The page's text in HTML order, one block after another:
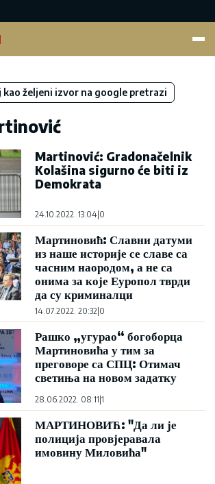
kao željeni izvor na google pretrazi
Martinović: Gradonačelnik
Kolašina sigurno će biti iz
Demokrata
24.10.2022. 13:04 0
Мартиновић: Славни датуми
из наше историје се славе са
часним наородом, а не са
онима за које Еуропол тврди
да су криминалци
14.07.2022. 20:32 0
Рашко „угурао“ богоборца
Мартиновића у тим за
преговоре са СПЦ: Отимач
светиња на новом задатку
28.06.2022. 08:11 1
МАРТИНОВИЋ: "Да ли је
полиција провјеравала
имовину Миловића"